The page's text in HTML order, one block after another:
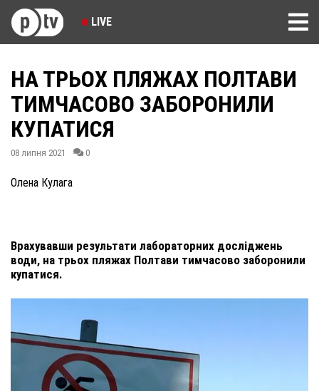
LIVE
НА ТРЬОХ ПЛЯЖАХ ПОЛТАВИ
ТИМЧАСОВО ЗАБОРОНИЛИ
КУПАТИСЯ
08 липня 2021 0
Олена Кулага
Врахувавши результати лабораторних досліджень
води, на трьох пляжах Полтави тимчасово заборонили
купатися.